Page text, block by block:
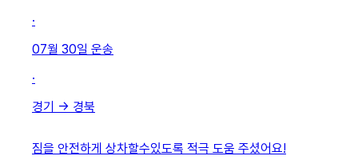
·
07월 30일 운송
·
경기 → 경북
짐을 안전하게 상차할수있도록 적극 도움 주셨어요!